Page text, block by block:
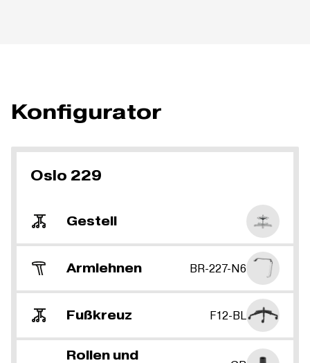
Konfigurator
Oslo 229
Gestell
Armlehnen BR-227-N6
Fußkreuz F12-BL
Rollen und